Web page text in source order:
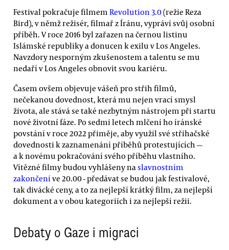
Festival pokračuje filmem Revolution 3.0(režie Reza
Bird), v němž režisér, filmař z Íránu, vypráví svůj osobní
příběh. V roce 2016 byl zařazen na černou listinu
Islámské republiky a donucen k exilu v Los Angeles.
Navzdory nesporným zkušenostem a talentu se mu
nedaří v Los Angeles obnovit svou kariéru.
Časem ovšem objevuje vášeň pro střih filmů,
nečekanou dovednost, která mu nejen vrací smysl
života, ale stává se také nezbytným nástrojem při startu
nové životní fáze. Po sedmi letech mlčení ho íránské
povstání v roce 2022 přiměje, aby využil své střihačské
dovednosti k zaznamenání příběhů protestujících —
a k novému pokračování svého příběhu vlastního.
Vítězné filmy budou vyhlášeny naslavnostním
zakončeníve 20.00 - předávat se budou jak festivalové,
tak divácké ceny, a to za nejlepší krátký film, za nejlepší
dokument a v obou kategoriích i za nejlepší režii.
Debaty o Gaze i migraci